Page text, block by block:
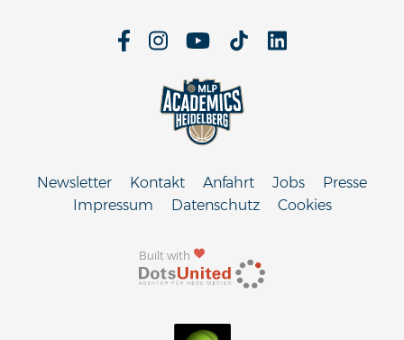
Built with
Newsletter Kontakt Anfahrt Jobs
Presse
Impressum
Datenschutz Cookies